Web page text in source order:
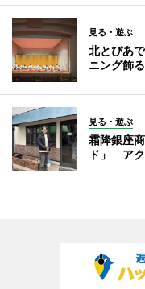
見る・遊ぶ
北とぴあ
ニング飾る
見る・遊ぶ
霜降銀座
ド」 ア